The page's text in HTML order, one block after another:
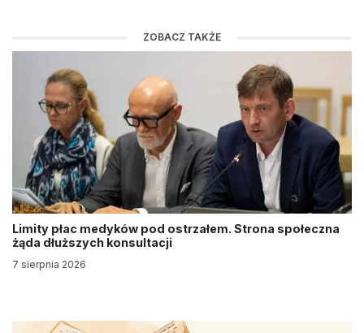
ZOBACZ TAKŻE
Limity płac medyków pod ostrzałem. Strona społeczna
żąda dłuższych konsultacji
7 sierpnia 2026